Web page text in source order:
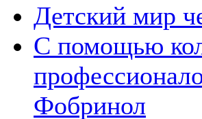
Детский мир
С помощью
Фобринол